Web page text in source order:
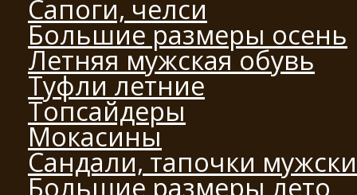
Сапоги, челси
Большие размеры осень
Летняя мужская обувь
Туфли летние
Топсайдеры
Мокасины
Сандали, тапочки
Большие размеры лето